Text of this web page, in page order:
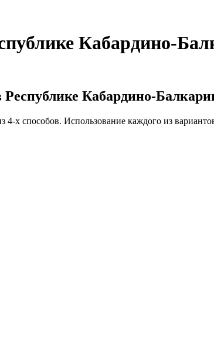
Кабардино-
Кабардино-
х способов. Использование каждого из